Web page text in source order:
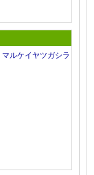
マルケイヤツガシラ